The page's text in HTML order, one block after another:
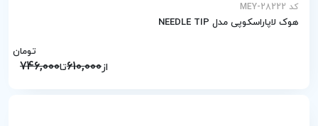
کد MEY-28222
هوک لاپاراسکوپی مدل NEEDLE TIP
از610,000تا746,000
تومان